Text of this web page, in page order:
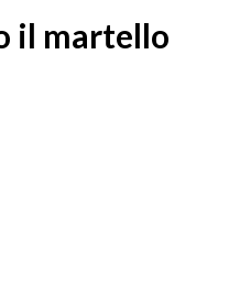
il martello